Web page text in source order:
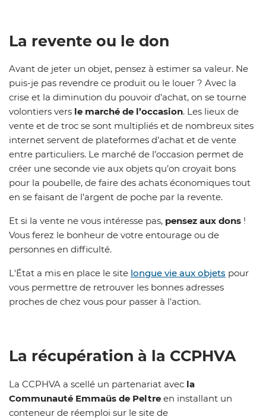
La revente ou le don
Avant de jeter un objet, pensez à estimer sa valeur. Ne
puis-je pas revendre ce produit ou le louer ? Avec la
crise et la diminution du pouvoir d’achat, on se tourne
volontiers vers le marché de l’occasion. Les lieux de
vente et de troc se sont multipliés et de nombreux sites
internet servent de plateformes d’achat et de vente
entre particuliers. Le marché de l’occasion permet de
créer une seconde vie aux objets qu’on croyait bons
pour la poubelle, de faire des achats économiques tout
en se faisant de l’argent de poche par la revente.
Et si la vente ne vous intéresse pas, pensez aux dons !
Vous ferez le bonheur de votre entourage ou de
personnes en difficulté.
L'État a mis en place le site longue vie aux objets pour
vous permettre de retrouver les bonnes adresses
proches de chez vous pour passer à l'action.
La récupération à la CCPHVA
La CCPHVA a scellé un partenariat avec la
Communauté Emmaüs de Peltre en installant un
conteneur de réemploi sur le site de